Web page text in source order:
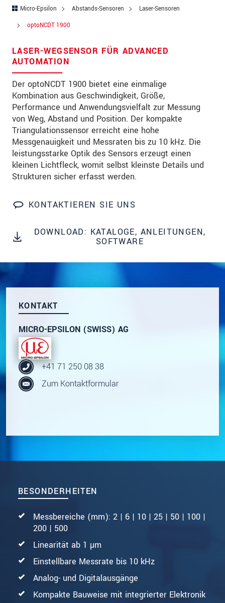
Micro-Epsilon Abstands-Sensoren
Laser-Sensoren
optoNCDT 1900
LASER-WEGSENSOR FÜR ADVANCED
AUTOMATION
Der optoNCDT 1900 bietet eine einmalige
Kombination aus Geschwindigkeit, Größe,
Performance und Anwendungsvielfalt zur Messung
von Weg, Abstand und Position. Der kompakte
Triangulationssensor erreicht eine hohe
Messgenauigkeit und Messraten bis zu 10 kHz. Die
leistungsstarke Optik des Sensors erzeugt einen
kleinen Lichtfleck, womit selbst kleinste Details und
Strukturen sicher erfasst werden.
KONTAKTIEREN SIE UNS
DOWNLOAD: KATALOGE, ANLEITUNGEN,
SOFTWARE
BESONDERHEITEN
Messbereiche (mm): 2 | 6 | 10 | 25 | 50 | 100 |
200 | 500
Linearität ab 1 µm
Einstellbare Messrate bis 10 kHz
Analog- und Digitalausgänge
Kompakte Bauweise mit integrierter Elektronik
KONTAKT
MICRO-EPSILON (SWISS) AG
+41 71 250 08 38
Zum Kontaktformular
PLZ
Ort*
Land*
Telefon
Email*
Nachricht*
Bitte halten Sie mich per Mail über
Produktinnovationen auf dem Laufenden
* Pflichtangaben
dazu unsereDatenschutzerklärung
SENDEN